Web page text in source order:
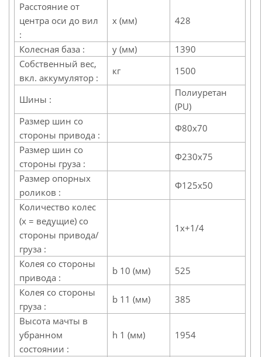
Расстояние от
центра оси до вил
:
x (мм) 428
Колесная база : y (мм)
1390
Собственный вес,
вкл. аккумулятор :
кг 1500
Шины :
Полиуретан
(PU)
Размер шин со
стороны привода :
Ф80x70
Размер шин со
стороны груза :
Ф230x75
Размер опорных
роликов :
Ф125x50
Количество колес
(х = ведущие) со
стороны привода/
груза :
1x+1/4
Колея со стороны
привода :
b 10 (мм)
525
Колея со стороны
груза :
b 11 (мм)
385
Высота мачты в
убранном
состоянии :
h 1 (мм) 1954